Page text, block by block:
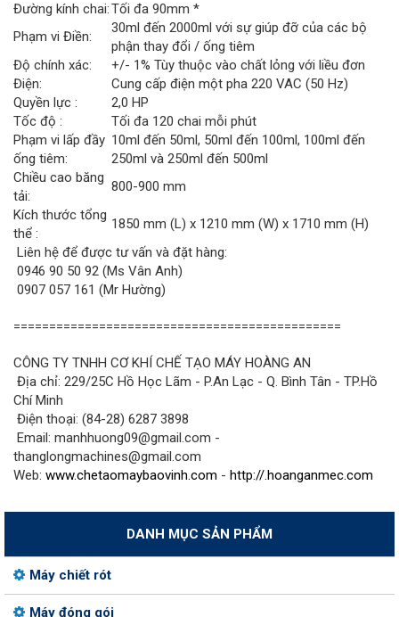
Đường kính chai:Tối đa 90mm *
Phạm vi Điền:
30ml đến 2000ml với sự giúp đỡ của các bộ
phận thay đổi / ống tiêm
Độ chính xác:
+/- 1% Tùy thuộc vào chất lỏng với liều đơn
Điện:
Cung cấp điện một pha 220 VAC (50 Hz)
Quyền lực :
2,0 HP
Tốc độ :
Tối đa 120 chai mỗi phút
Phạm vi lấp đầy
ống tiêm:
10ml đến 50ml, 50ml đến 100ml, 100ml đến
250ml và 250ml đến 500ml
Chiều cao băng
tải:
800-900 mm
Kích thước tổng
thể :
1850 mm (L) x 1210 mm (W) x 1710 mm (H)
Liên hệ để được tư vấn và đặt hàng:
0946 90 50 92 (Ms Vân Anh)
0907 057 161 (Mr Hường)
==============================================
CÔNG TY TNHH CƠ KHÍ CHẾ TẠO MÁY HOÀNG AN
Địa chỉ: 229/25C Hồ Học Lãm - P.An Lạc - Q. Bình Tân - TP.Hồ
Chí Minh
Điện thoại: (84-28) 6287 3898
Email: manhhuong09@gmail.com -
thanglongmachines@gmail.com
Web: www.chetaomaybaovinh.com - http://.hoanganmec.com
DANH MỤC SẢN PHẨM
Máy chiết rót
Máy đóng gói